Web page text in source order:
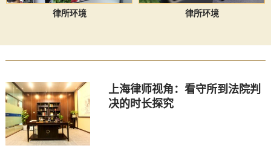
律所环境 律所环境
上海律师视角：看守所到法院判
决的时长探究